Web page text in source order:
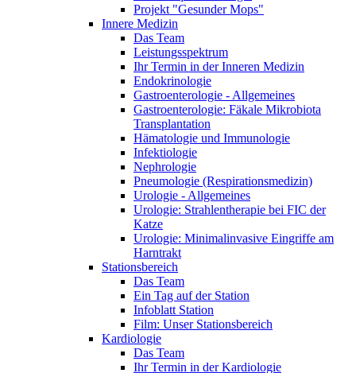
Projekt "Gesunder Mops"
Innere Medizin
Das Team
Leistungsspektrum
Ihr Termin in der Inneren Medizin
Endokrinologie
Gastroenterologie - Allgemeines
Gastroenterologie: Fäkale Mikrobiota
Transplantation
Hämatologie und Immunologie
Infektiologie
Nephrologie
Pneumologie (Respirationsmedizin)
Urologie - Allgemeines
Urologie: Strahlentherapie bei FIC der
Katze
Urologie: Minimalinvasive Eingriffe am
Harntrakt
Stationsbereich
Das Team
Ein Tag auf der Station
Infoblatt Station
Film: Unser Stationsbereich
Kardiologie
Das Team
Ihr Termin in der Kardiologie